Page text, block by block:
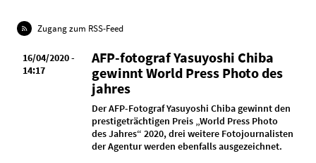
Zugang zum RSS-Feed
16/04/2020 -
14:17
AFP-fotograf Yasuyoshi Chiba
gewinnt World Press Photo des
jahres
Der AFP-Fotograf Yasuyoshi Chiba gewinnt den
prestigeträchtigen Preis „World Press Photo
des Jahres“ 2020, drei weitere Fotojournalisten
der Agentur werden ebenfalls ausgezeichnet.